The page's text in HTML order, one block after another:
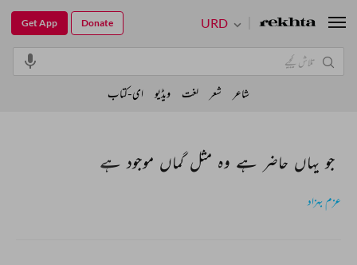
جو یہاں حاضر ہے وہ مثل گماں موجود ہے
عزم بہزاد
URD
Get App Donate
شاعر شعر لغت ویڈیو ای-کتاب